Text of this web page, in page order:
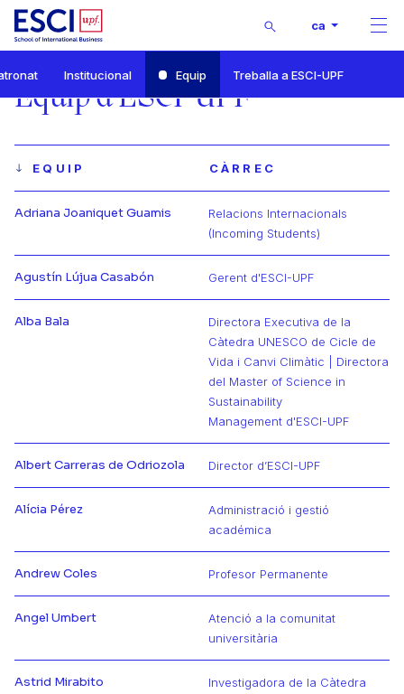
Buscar ca
Qui som
Equip
Institucional Equip Treballa a ESCI-UPF
Equip d'ESCI-UPF
EQUIP CÀRREC
Adriana Joaniquet Guamis
Relacions Internacionals
(Incoming Students)
Más información de Adriana
Agustín Lújua Casabón Gerent d'ESCI-UPF
Más información de Agustín
Alba Bala
Directora Executiva de la
Càtedra UNESCO de Cicle de
Vida i Canvi Climàtic | Directora
del Master of Science in
Sustainability
Management d'ESCI-UPF
Más información de Alba
Albert Carreras de Odriozola Director d’ESCI-UPF
Más información de Albert
Alícia Pérez
Administració i gestió
académica
Más información de Alícia
Andrew Coles Profesor Permanente
Más información de Andrew
Angel Umbert
Atenció a la comunitat
universitària
Más información de Angel
Astrid Mirabito
Investigadora de la Càtedra